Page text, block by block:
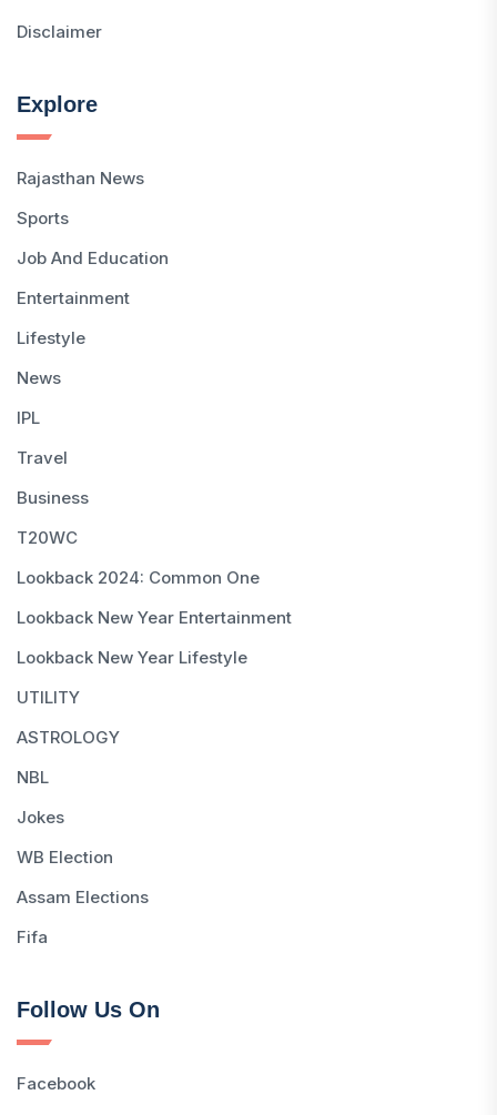
Disclaimer
Explore
Rajasthan News
Sports
Job And Education
Entertainment
Lifestyle
News
IPL
Travel
Business
T20WC
Lookback 2024: Common One
Lookback New Year Entertainment
Lookback New Year Lifestyle
UTILITY
ASTROLOGY
NBL
Jokes
WB Election
Assam Elections
Fifa
Follow Us On
Facebook